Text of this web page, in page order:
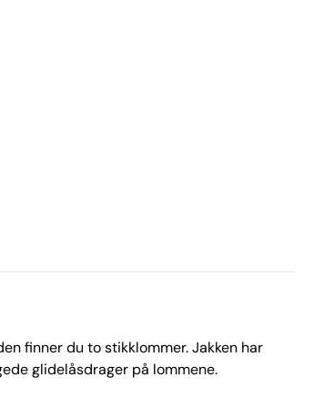
finner du to stikklommer. Jakken har
glidelåsdrager på lommene.